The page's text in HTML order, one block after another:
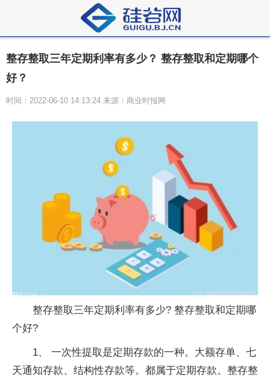
整存整取三年定期利率有多少？ 整存整取和定期哪个
好？
时间：2022-06-10 14:13:24 来源：商业时报网
整存整取三年定期利率有多少? 整存整取和定期哪
个好?
1、 一次性提取是定期存款的一种。大额存单、七
天通知存款、结构性存款等。都属于定期存款。整存整